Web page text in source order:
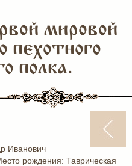
мировой
пехотного
полка.
Иванович
рождения: Таврическая